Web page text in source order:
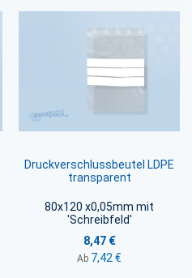
Druckverschlussbeutel LDPE
transparent
80x120 x0,05mm mit
'Schreibfeld'
8,47 €
Ab 7,42 €